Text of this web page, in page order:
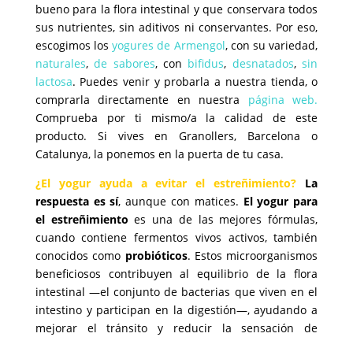
bueno para la flora intestinal y que conservara todos
sus nutrientes, sin aditivos ni conservantes. Por eso,
escogimos losyogures de Armengol, con su variedad,
naturales,de sabores, con bifidus, desnatados,sin
lactosa. Puedes venir y probarla a nuestra tienda, o
comprarla directamente en nuestra página web.
Comprueba por ti mismo/a la calidad de este
producto. Si vives en Granollers, Barcelona o
Catalunya, la ponemos en la puerta de tu casa.
¿El yogur ayuda a evitar el estreñimiento?
La
respuesta es sí, aunque con matices. El yogur para
el estreñimiento es una de las mejores fórmulas,
cuando contiene fermentos vivos activos, también
conocidos como probióticos. Estos microorganismos
beneficiosos contribuyen al equilibrio de la flora
intestinal —el conjunto de bacterias que viven en el
intestino y participan en la digestión—, ayudando a
mejorar el tránsito y reducir la sensación de